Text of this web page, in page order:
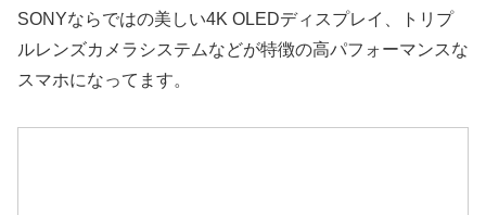
SONYならではの美しい4K OLEDディスプレイ、トリプ
ルレンズカメラシステムなどが特徴の高パフォーマンスな
スマホになってます。